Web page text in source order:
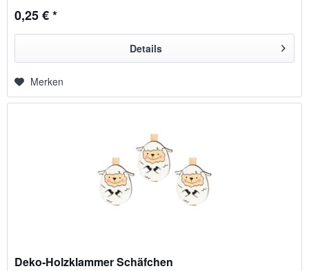
0,25 € *
Details
Merken
Deko-Holzklammer Schäfchen